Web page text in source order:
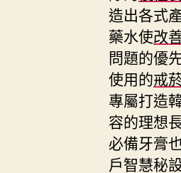
造出各式
藥水使改
問題的優
使用的戒
專屬打造
容的理想
必備牙膏
戶智慧秘